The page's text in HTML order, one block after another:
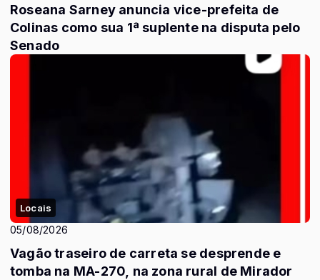
Roseana Sarney anuncia vice-prefeita de
Colinas como sua 1ª suplente na disputa pelo
Senado
Locais
05/08/2026
Vagão traseiro de carreta se desprende e
tomba na MA-270, na zona rural de Mirador